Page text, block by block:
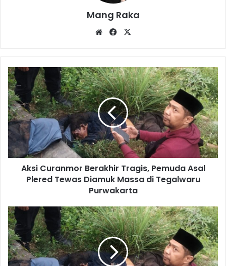
Mang Raka
WebsiteFacebook
Aksi
Curanmor
Berakhir
Tragis,
Pemuda
Asal
Plered
Tewas
Diamuk
MassaAksi Curanmor Berakhir Tragis, Pemuda Asal
Plered Tewas Diamuk Massa di Tegalwaru
Purwakarta
Sempat
Diberi
Minum,
Pencuri
Motor
di